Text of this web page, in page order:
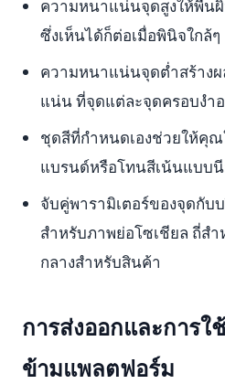
ความหนาแน่นจุดสูงให้พื้น
ซึ่งเห็นได้ก็ต่อเมื่อพินิจใกล้ๆ
ความหนาแน่นจุดต่ำสร้าง
แน่น ที่จุดแต่ละจุดครอบงำ
ชุดสีที่กำหนดเองช่วยให้คุ
แบรนด์หรือโทนสีเน้นแบบ
จับคู่พารามิเตอร์ของจุดกับ
สำหรับภาพย่อโซเชียล ถี่ส
กลางสำหรับสินค้า
การส่งออกและการ
ข้ามแพลตฟอร์ม